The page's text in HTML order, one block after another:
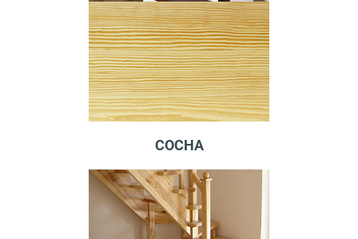
СОСНА